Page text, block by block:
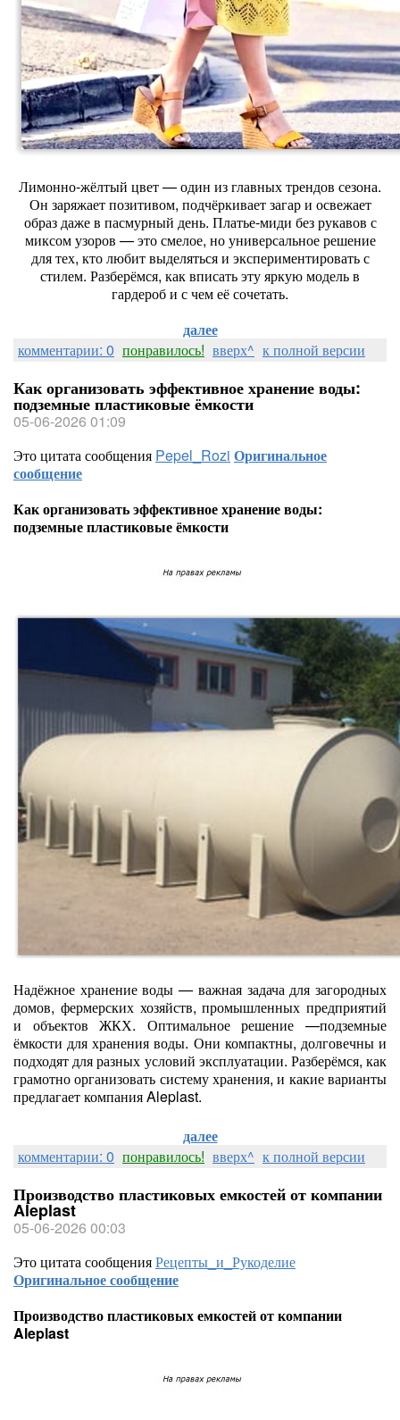
Лимонно‑жёлтый цвет — один из главных трендов сезона.
Он заряжает позитивом, подчёркивает загар и освежает
образ даже в пасмурный день. Платье‑миди без рукавов с
миксом узоров — это смелое, но универсальное решение
для тех, кто любит выделяться и экспериментировать с
стилем. Разберёмся, как вписать эту яркую модель в
гардероб и с чем её сочетать.
далее
комментарии: 0 понравилось! вверх^ к полной версии
Как организовать эффективное хранение воды:
подземные пластиковые ёмкости
05-06-2026 01:09
Это цитата сообщения Pepel_Rozi Оригинальное
сообщение
Как организовать эффективное хранение воды:
подземные пластиковые ёмкости
Надёжное хранение воды — важная задача для загородных
домов, фермерских хозяйств, промышленных предприятий
и объектов ЖКХ. Оптимальное решение —подземные
ёмкости для хранения воды. Они компактны, долговечны и
подходят для разных условий эксплуатации. Разберёмся, как
грамотно организовать систему хранения, и какие варианты
предлагает компания Aleplast.
далее
комментарии: 0 понравилось! вверх^ к полной версии
Производство пластиковых емкостей от компании
Aleplast
05-06-2026 00:03
Это цитата сообщенияРецепты_и_Рукоделие
Оригинальное сообщение
Производство пластиковых емкостей от компании
Aleplast